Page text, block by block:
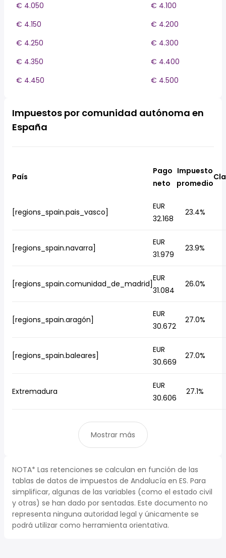
€ 4.050
€ 4.100
€ 4.150
€ 4.200
€ 4.250
€ 4.300
€ 4.350
€ 4.400
€ 4.450
€ 4.500
Impuestos por comunidad autónoma en
España
País
Pago
neto
Impuesto
promedio
[regions_spain.pais_vasco]
EUR
32.168
23.4%
[regions_spain.navarra]
EUR
31.979
23.9%
[regions_spain.comunidad_de_madrid]
EUR
31.084
26.0%
[regions_spain.aragón]
EUR
30.672
27.0%
[regions_spain.baleares]
EUR
30.669
27.0%
Extremadura
EUR
30.606
27.1%
Mostrar más
NOTA* Las retenciones se calculan en función de las
tablas de datos de impuestos de Andalucía en ES. Para
simplificar, algunas de las variables (como el estado civil
y otras) se han dado por sentadas. Este documento no
representa ninguna autoridad legal y únicamente se
podrá utilizar como herramienta orientativa.